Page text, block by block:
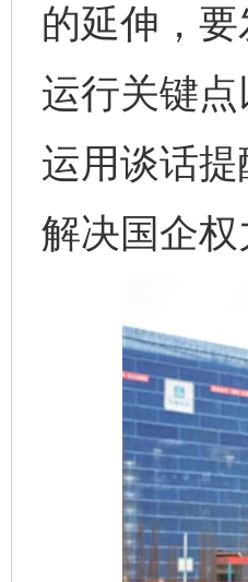
的延伸，
运行关键
运用谈话
解决国企